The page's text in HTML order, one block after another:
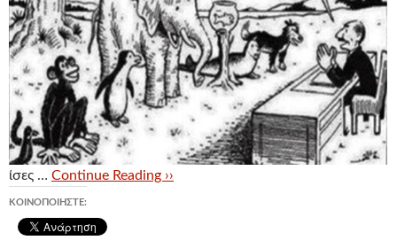
ίσες … Continue Reading ››
ΚΟΙΝΟΠΟΙΉΣΤΕ: